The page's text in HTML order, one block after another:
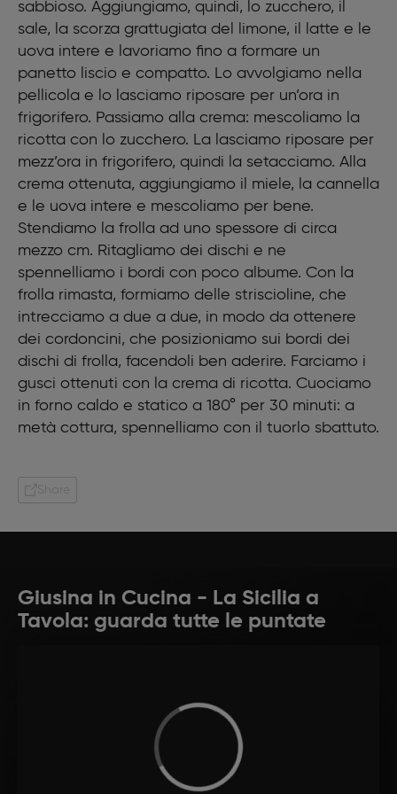
2 uova
sabbioso. Aggiungiamo, quindi, lo zucchero, il
sale, la scorza grattugiata del limone, il latte e le
uova intere e lavoriamo fino a formare un
panetto liscio e compatto. Lo avvolgiamo nella
pellicola e lo lasciamo riposare per un’ora in
frigorifero. Passiamo alla crema: mescoliamo la
ricotta con lo zucchero. La lasciamo riposare per
mezz’ora in frigorifero, quindi la setacciamo. Alla
crema ottenuta, aggiungiamo il miele, la cannella
e le uova intere e mescoliamo per bene.
Stendiamo la frolla ad uno spessore di circa
mezzo cm. Ritagliamo dei dischi e ne
spennelliamo i bordi con poco albume. Con la
frolla rimasta, formiamo delle striscioline, che
intrecciamo a due a due, in modo da ottenere
dei cordoncini, che posizioniamo sui bordi dei
dischi di frolla, facendoli ben aderire. Farciamo i
gusci ottenuti con la crema di ricotta. Cuociamo
in forno caldo e statico a 180° per 30 minuti: a
metà cottura, spennelliamo con il tuorlo sbattuto.
Share
Giusina in Cucina - La Sicilia a
Tavola: guarda tutte le puntate